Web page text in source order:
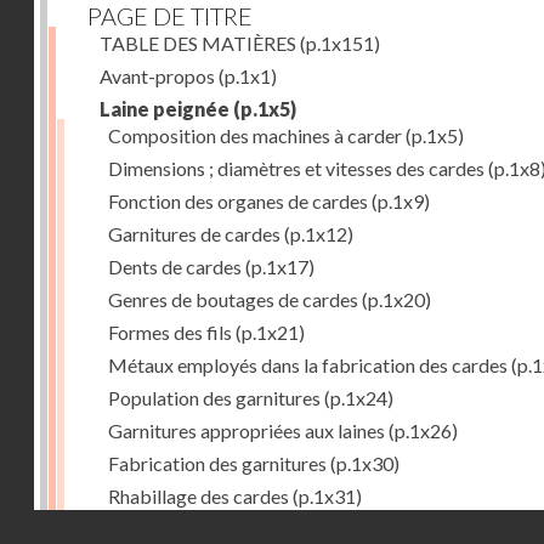
PAGE DE TITRE
TABLE DES MATIÈRES (p.1x151)
Avant-propos (p.1x1)
Laine peignée (p.1x5)
Composition des machines à carder(p.1x5)
Dimensions ; diamètres et vitesses des cardes
Fonction des organes de cardes (p.1x9)
Garnitures de cardes (p.1x12)
Dents de cardes (p.1x17)
Genres de boutages de cardes (p.1x20)
Formes des fils (p.1x21)
Métaux employés dans la fabrication des cardes
Population des garnitures (p.1x24)
Garnitures appropriées aux laines (p.1x26)
Fabrication des garnitures (p.1x30)
Rhabillage des cardes (p.1x31)